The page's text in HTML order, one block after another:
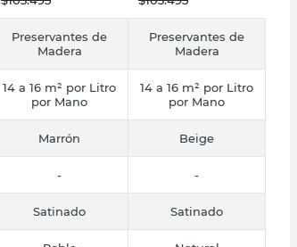
Preservantes de
Madera
Preservantes de
Madera
14 a 16 m² por Litro
por Mano
14 a 16 m² por Litro
por Mano
Marrón Beige
- -
Satinado Satinado